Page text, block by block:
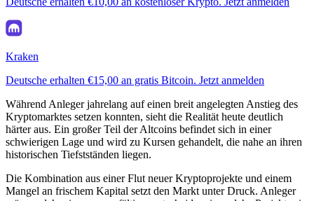
Kraken
Deutsche erhalten €15,00 an gratis Bitcoin. Jetzt anmelden
Während Anleger jahrelang auf einen breit angelegten Anstieg des
Kryptomarktes setzen konnten, sieht die Realität heute deutlich
härter aus. Ein großer Teil der Altcoins befindet sich in einer
schwierigen Lage und wird zu Kursen gehandelt, die nahe an ihren
historischen Tiefstständen liegen.
Die Kombination aus einer Flut neuer Kryptoprojekte und einem
Mangel an frischem Kapital setzt den Markt unter Druck. Anleger